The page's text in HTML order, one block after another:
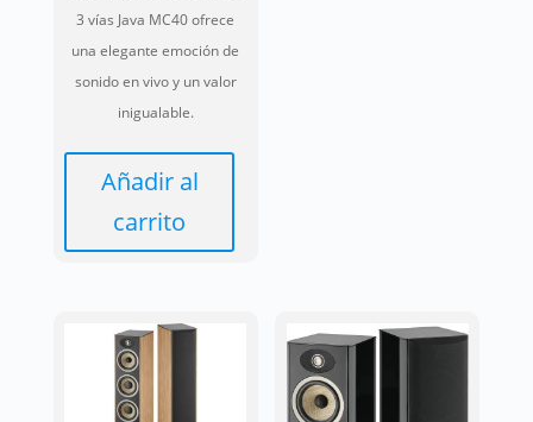
3 vías Java MC40 ofrece
una elegante emoción de
sonido en vivo y un valor
inigualable.
Añadir al
carrito